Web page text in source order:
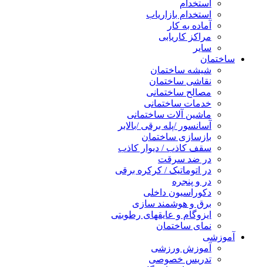
استخدام
استخدام بازاریاب
آماده به کار
مراکز کاریابی
سایر
ساختمان
شیشه ساختمان
نقاشی ساختمان
مصالح ساختمانی
خدمات ساختمانی
ماشین آلات ساختمانی
آسانسور /پله برقی /بالابر
بازسازی ساختمان
سقف کاذب / دیوار کاذب
در ضد سرقت
در اتوماتیک / کرکره برقی
در و پنجره
دکوراسیون داخلی
برق و هوشمند سازی
ایزوگام و عایقهای رطوبتی
نمای ساختمان
آموزشی
آموزش ورزشی
تدریس خصوصی